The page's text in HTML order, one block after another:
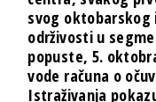
svog oktobarskog
održivosti u
popuste, 5.
vode računa o
Istraživanja